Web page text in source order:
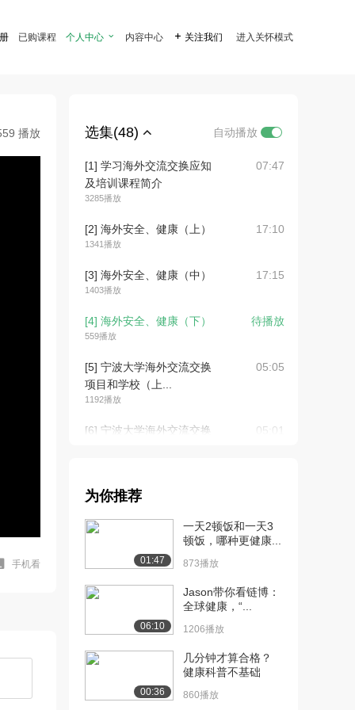
已购课程 个人中心  内容中心  关注我们 进入关怀模式
播放
手机看
选集(48) 自动播放
[1] 学习海外交流交换应知
及培训课程简介
3285播放
07:47
[2] 海外安全、健康（上）
1341播放
17:10
[3] 海外安全、健康（中）
1403播放
17:15
[4] 海外安全、健康（下）
559播放
待播放
[5] 宁波大学海外交流交换
项目和学校（上...
1192播放
05:05
[6] 宁波大学海外交流交换
05:01
[7] 海外交流交换申报流程
1256播放
[8] 海外交流交换申报流程
999播放
[9] 护照签证办理（上）
1167播放
[10] 护照签证办理（下） 11:41
为你推荐
01:47
一天2顿饭和一天3
顿饭，哪种更健康...
873播放
06:10
Jason带你看链博：
全球健康，“...
1206播放
00:36
几分钟才算合格？
健康科普不基础
860播放